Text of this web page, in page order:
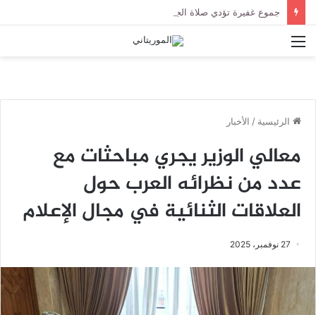
القائمة
الرئيسية / الأخبار
معالي الوزير يجري مباحثات مع
عدد من نظرائه العرب حول
العلاقات الثنائية في مجال الإعلام
27 نوفمبر، 2025